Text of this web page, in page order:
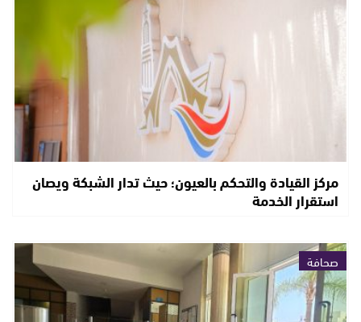
مركز القيادة والتحكم بالعيون؛ حيث تدار الشبكة ويصان
استقرار الخدمة
صحافة